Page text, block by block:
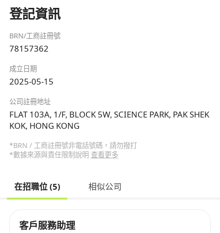
登記資訊
BRN/工商註冊號
78157362
成立日期
2025-05-15
公司註冊地址
FLAT 103A, 1/F, BLOCK 5W, SCIENCE PARK, PAK SHEK
KOK, HONG KONG
*BRN / 工商註冊號非電話號碼，請勿撥打
*數據來源與責任限制說明 查看更多
在招職位 (5) 相似公司
客戶服務助理